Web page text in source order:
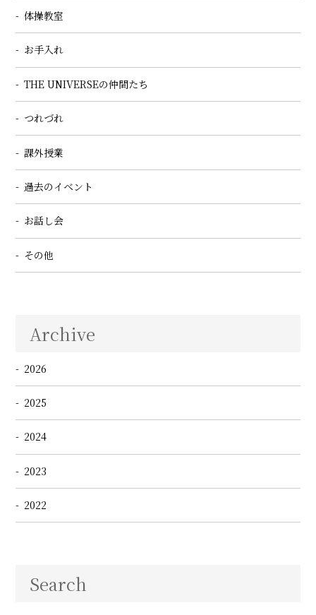
体操教室
お手入れ
THE UNIVERSEの仲間たち
つれづれ
課外授業
過去のイベント
お話し会
その他
Archive
2026
2025
2024
2023
2022
Search